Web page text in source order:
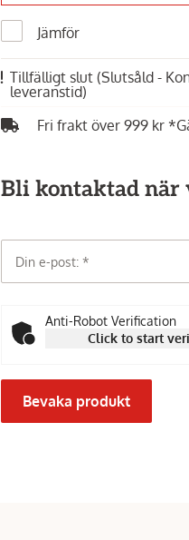
Jämför
Tillfälligt slut (Slutsåld -
leveranstid)
Fri frakt över 999 kr
Bli kontaktad när
Din e-post:
Anti-Robot Verification
Click to start
Bevaka produkt